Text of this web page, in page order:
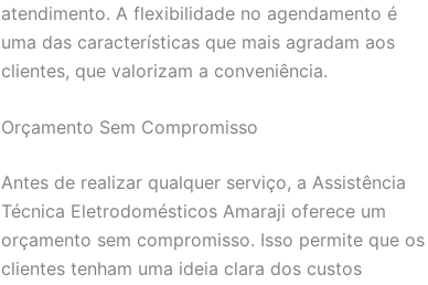
atendimento. A flexibilidade no agendamento é
uma das características que mais agradam aos
clientes, que valorizam a conveniência.
Orçamento Sem Compromisso
Antes de realizar qualquer serviço, a Assistência
Técnica Eletrodomésticos Amaraji oferece um
orçamento sem compromisso. Isso permite que os
clientes tenham uma ideia clara dos custos